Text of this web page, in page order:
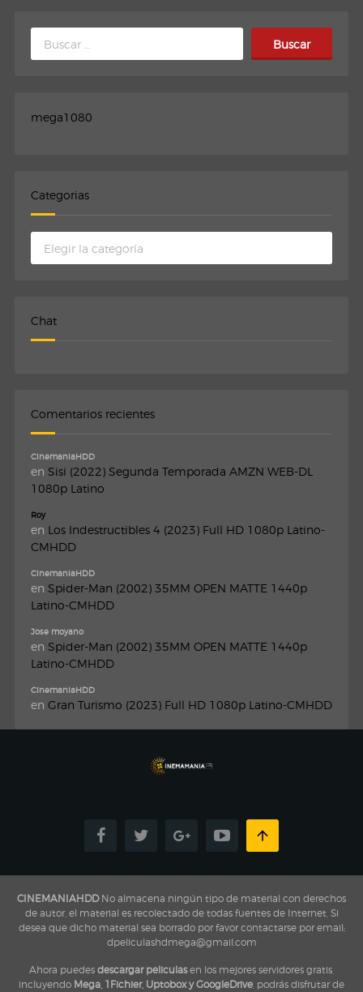
Buscar:
mega1080
Categorias
Categorias
Chat
Comentarios recientes
CinemaniaHDD
en Sisi (2022) Segunda Temporada AMZN WEB-DL
1080p Latino
Roy
en Los Indestructibles 4 (2023) Full HD 1080p Latino-
CMHDD
CinemaniaHDD
en Spider-Man (2002) 35MM OPEN MATTE 1440p
Latino-CMHDD
Jose moyano
en Spider-Man (2002) 35MM OPEN MATTE 1440p
Latino-CMHDD
CinemaniaHDD
en Gran Turismo (2023) Full HD 1080p Latino-CMHDD
CINEMANIAHDDNo almacena ningún tipo de material con derechos
de autor, el material es recolectado de todas fuentes de Internet, Si
desea que dicho material sea borrado por favor contactarse por email:
dpeliculashdmega@gmail.com
Ahora puedes descargar peliculasen los mejores servidores gratis,
incluyendo Mega, 1Fichier, Uptobox y GoogleDrive , podrás disfrutar de